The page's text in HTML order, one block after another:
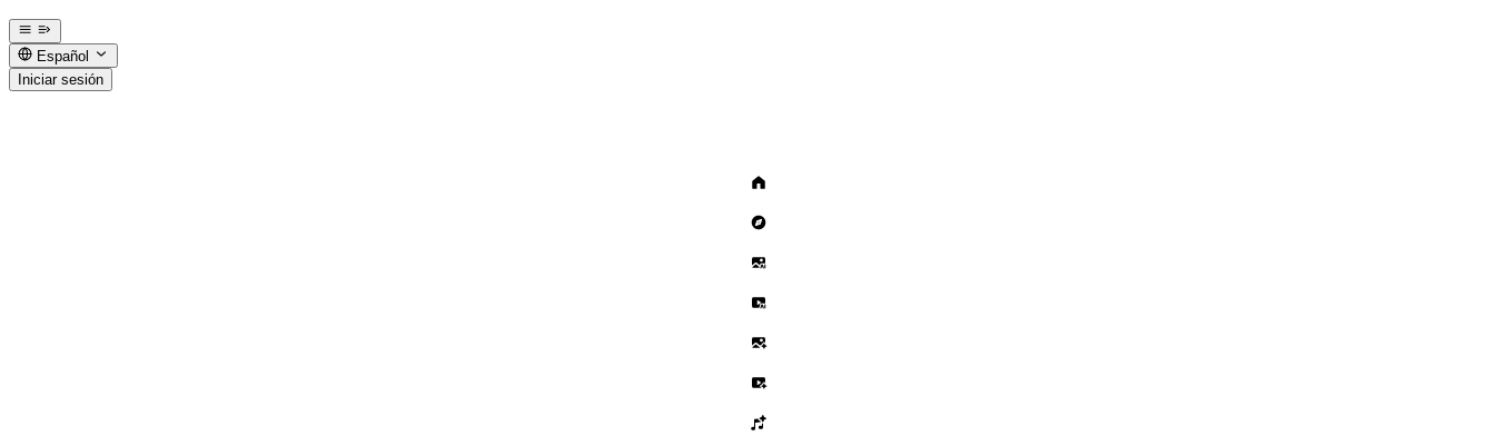
Español
Iniciar sesión